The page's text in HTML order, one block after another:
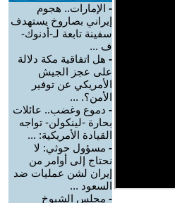
- الإمارات.. هجوم
إيراني بصاروخ يستهدف
سفينة تابعة لـ-أدنوك-
ف ...
- هل اتفاقية مكة دلالة
على عجز الجيش
الأمريكي عن توفير
الأمن؟. ...
- دموع وغضب.. عائلات
بحارة -لينكولن- تواجه
القيادة الأمريكية: ...
- مسؤول حوثي: لا
نحتاج إلى أوامر من
إيران لشن عمليات ضد
السعود ...
- مجلس الشيوخ